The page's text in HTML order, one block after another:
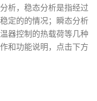
析，稳态分析是指经过
定的的情况；瞬态分析
器控制的热载荷等几种
和功能说明，点击下方